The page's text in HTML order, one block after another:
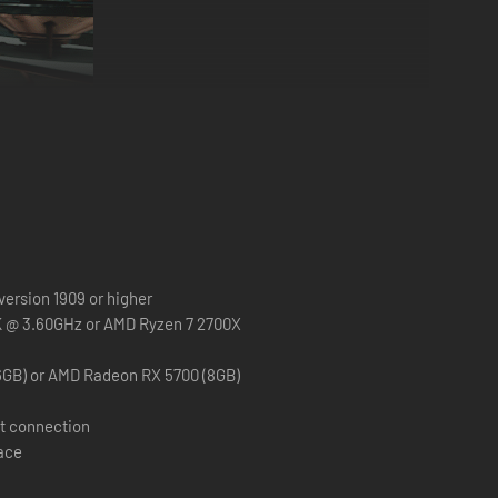
doden voordat de dag resets. Leer van elke cyclus,
stilletjes door levels te sluipen of je met getrokken
en breid je je arsenaal uit. Gewapend met
slaan. Pas je uitrusting met beleid aan om dit dodelijke
1909 or higher
3.60GHz or AMD Ryzen 7 2700X
or AMD Radeon RX 5700 (8GB)
connection